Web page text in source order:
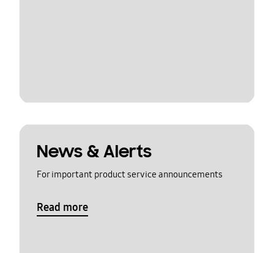
News & Alerts
For important product service announcements
Read more